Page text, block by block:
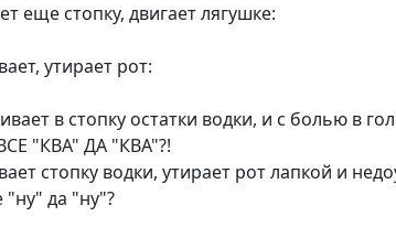
еще стопку, двигает лягушке:
утирает рот:
в стопку остатки водки, и с болью в
"КВА" ДА "КВА"?!
стопку водки, утирает рот лапкой и
да "ну"?